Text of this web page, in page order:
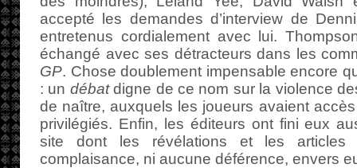
accepté les demandes d’interview de
entretenus cordialement avec lui.
échangé avec ses détracteurs dans les
GP. Chose doublement impensable encore
: un débatdigne de ce nom sur la violence
de naître, auxquels les joueurs avaient accès
privilégiés. Enfin, les éditeurs ont fini eux
site dont les révélations et les articles
complaisance, ni aucune déférence, envers